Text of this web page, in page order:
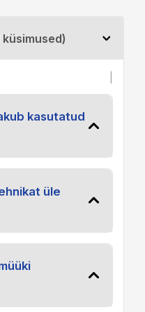
kasutatud
üle